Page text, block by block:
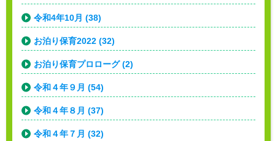
令和4年10月 (38)
お泊り保育2022 (32)
お泊り保育プロローグ (2)
令和４年９月 (54)
令和４年８月 (37)
令和４年７月 (32)